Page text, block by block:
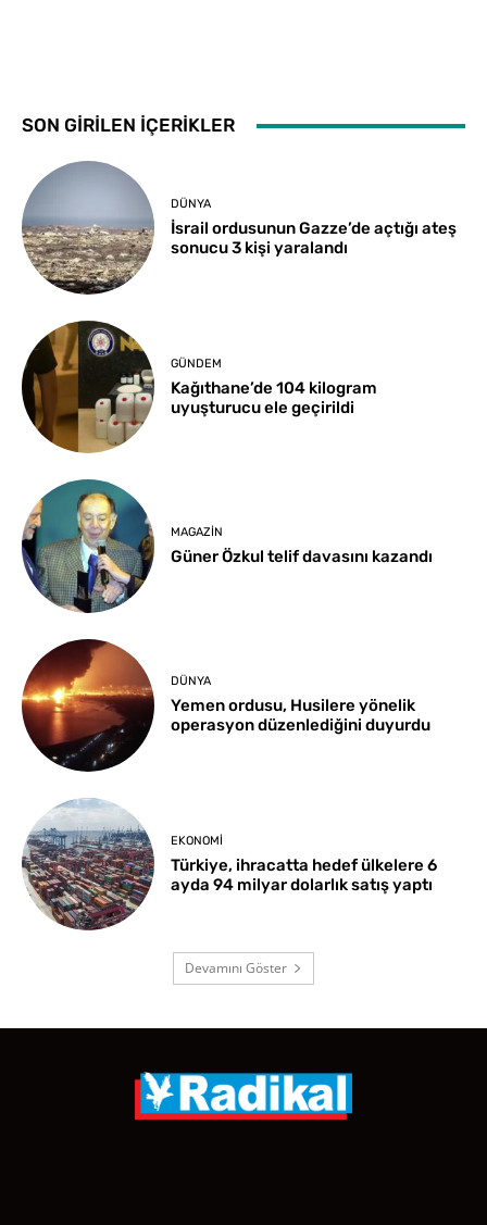
SON GİRİLEN İÇERİKLER
DÜNYA
İsrail ordusunun Gazze’de açtığı ateş
sonucu 3 kişi yaralandı
GÜNDEM
Kağıthane’de 104 kilogram
uyuşturucu ele geçirildi
MAGAZIN
Güner Özkul telif davasını kazandı
DÜNYA
Yemen ordusu, Husilere yönelik
operasyon düzenlediğini duyurdu
EKONOMI
Türkiye, ihracatta hedef ülkelere 6
ayda 94 milyar dolarlık satış yaptı
Devamını Göster